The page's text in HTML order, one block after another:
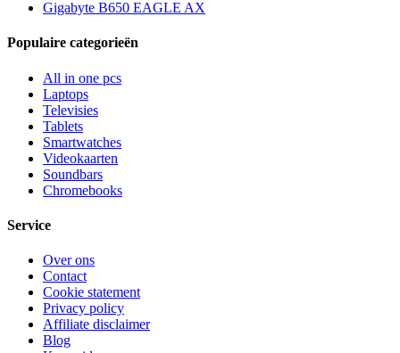
Gigabyte B650 EAGLE AX
Populaire categorieën
All in one pcs
Laptops
Televisies
Tablets
Smartwatches
Videokaarten
Soundbars
Chromebooks
Service
Over ons
Contact
Cookie statement
Privacy policy
Affiliate disclaimer
Blog